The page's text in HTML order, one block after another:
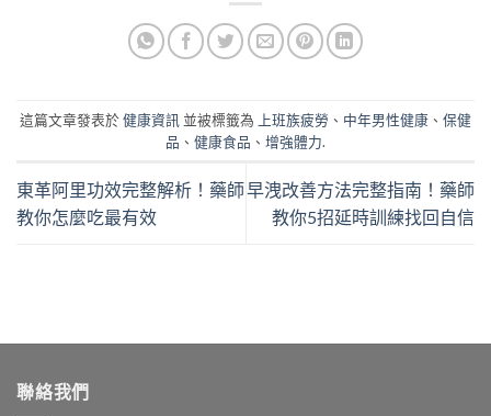
這篇文章發表於健康資訊 並被標籤為 上班族疲勞 、 中年男性健康 、 保健
品 、 健康食品 、 增強體力.
東革阿里功效完整解析！藥師
教你怎麼吃最有效
早洩改善方法完整指南！藥師
教你5招延時訓練找回自信
聯絡我們